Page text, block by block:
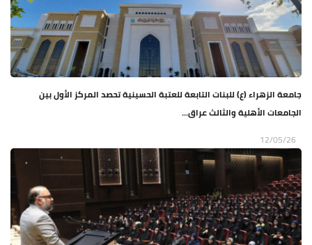
جامعة الزهراء (ع) للبنات التابعة للعتبة الحسينية تحصد المركز الأول بين
الجامعات الأهلية والثالث عراق...
12/05/26